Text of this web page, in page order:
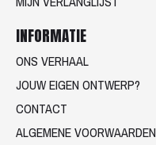
INFORMATIE
ONS VERHAAL
JOUW EIGEN ONTWERP?
CONTACT
ALGEMENE VOORWAARDEN